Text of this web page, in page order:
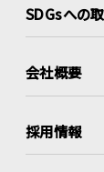
SDGsへの
会社概要
採用情報